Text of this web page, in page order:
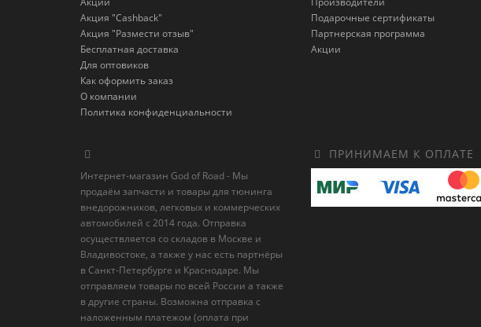
Акция "Cashback"
Акция "Размести отзыв"
Бесплатная доставка
Для оптовиков
Как оформить заказ
О компании
Политика конфиденциальности
Подарочные сертификаты
Партнерская программа
Акции
Интернет-магазин God of Road - Мы
продаём запчасти и товары для тюнинга
внедорожников, легковых и коммерческих
автомобилей с 2014 года. Отправка
осуществляется со складов в Москве и
Владивостоке, а также у нас есть партнёры
в Санкт-Петербурге и Краснодаре. Мы
отправляем товары по всей России а также
в другие страны. Возможна отправка с
наложенным платежом (оплата при
ПРИНИМАЕМ К ОПЛАТЕ